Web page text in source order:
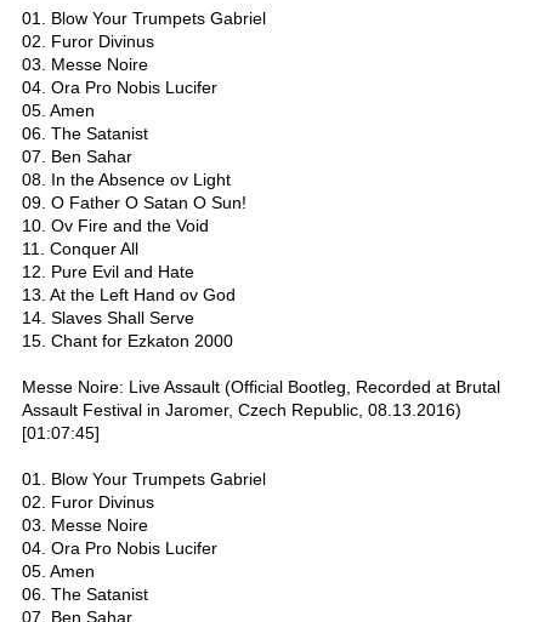
01. Blow Your Trumpets Gabriel
02. Furor Divinus
03. Messe Noire
04. Ora Pro Nobis Lucifer
05. Amen
06. The Satanist
07. Ben Sahar
08. In the Absence ov Light
09. O Father O Satan O Sun!
10. Ov Fire and the Void
11. Conquer All
12. Pure Evil and Hate
13. At the Left Hand ov God
14. Slaves Shall Serve
15. Chant for Ezkaton 2000
Messe Noire: Live Assault (Official Bootleg, Recorded at Brutal
Assault Festival in Jaromer, Czech Republic, 08.13.2016)
[01:07:45]
01. Blow Your Trumpets Gabriel
02. Furor Divinus
03. Messe Noire
04. Ora Pro Nobis Lucifer
05. Amen
06. The Satanist
07. Ben Sahar